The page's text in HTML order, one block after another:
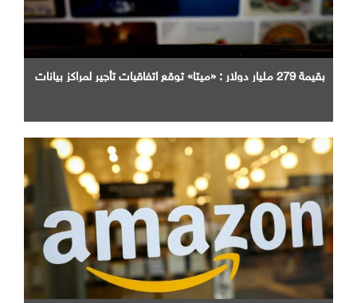
بقيمة 279 مليار دولار : «ميتا» توقع اتفاقيات تأجير لمراكز بيانات